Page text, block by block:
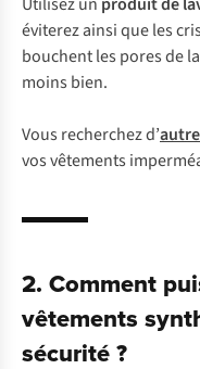
éviterez ainsi que les
bouchent les pores de
moins bien.
Vous recherchez d’
vos vêtements
2. Comment
vêtements
sécurité ?